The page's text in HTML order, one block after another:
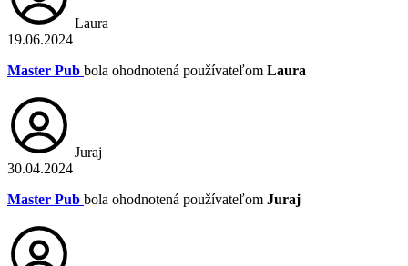
Laura
19.06.2024
Master Pub bola ohodnotená používateľom Laura
Juraj
30.04.2024
Master Pub bola ohodnotená používateľom Juraj